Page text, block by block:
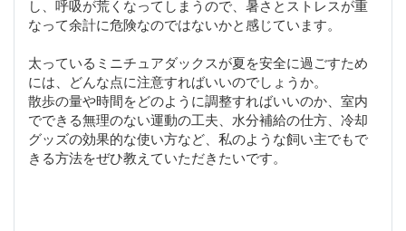
し、呼吸が荒くなってしまうので、暑さとストレスが重
なって余計に危険なのではないかと感じています。
太っているミニチュアダックスが夏を安全に過ごすため
には、どんな点に注意すればいいのでしょうか。
散歩の量や時間をどのように調整すればいいのか、室内
でできる無理のない運動の工夫、水分補給の仕方、冷却
グッズの効果的な使い方など、私のような飼い主でもで
きる方法をぜひ教えていただきたいです。